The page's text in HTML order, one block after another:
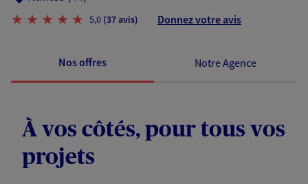
5,0 (37 avis) Donnez votre avis
Nos offres Notre Agence
À vos côtés, pour tous vos
projets